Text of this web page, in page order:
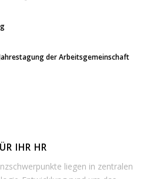
der Arbeitsgemeinschaft
IHR HR
liegen in zentralen